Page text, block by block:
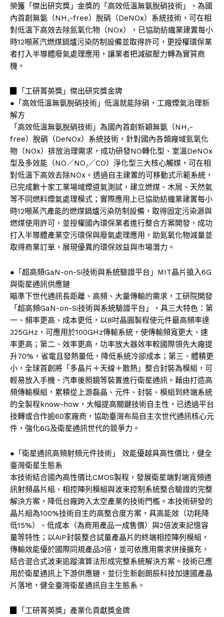
榮獲「傑出研究獎」金獎的「高效低溫無氨脫硝技術」，為國
內首創無氨（NH₃-free）脫硝（DeNOx）系統技術，可在相
對低溫下高效去除氮氧化物（NOx），已協助紡織業建置每小
時12噸蒸汽燃煤鍋爐污染防制設備並取得許可，更授權環保業
者打入半導體廢氣處理應用，讓業者把減碳壓力轉為實質商
機。
▉「工研菁英獎」傑出研究獎金牌
●「高效低溫無氨脫硝技術」低溫就能除硝，工廠煙氣治理新
解方
「高效低溫無氨脫硝技術」為國內首創新穎無氨（NH₃-
free）脫硝（DeNOx）系統技術，針對國內各類廠域氮氧化
物（NOx）排放治理需求，成功研發NO轉化型、室溫DeNOx
型及多效能（NO／NO₂／CO）淨化型三大核心觸媒，可在相
對低溫下高效去除NOx。透過自主建置的可移動式示範系統，
已完成數十家工業場域煙道氣測試，建立燃煤、木屑、天然氣
等不同燃料煙氣處理模式；實際應用上已協助紡織業建置每小
時12噸蒸汽產能的燃煤鍋爐污染防制設備，取得固定污染源與
燃煤使用許可，並授權國內環保業者進行整合方案開發，成功
打入半導體產業空污環保與廢氣處理應用，助氮氧化物減量並
取得商業訂單，展現優異的環保效益與市場潛力。
●「超高頻GaN-on-Si技術與系統驗證平台」MIT晶片搶入6G
與衛星通訊供應鏈
瞄準下世代通訊長距離、高頻、大量傳輸的需求，工研院開發
「超高頻GaN-on-Si技術與系統驗證平台」，具三大特色：第
一、頻率更高、成本更低，以8吋晶圓製程使元件最高頻率達
325GHz，可應用於100GHz傳輸系統，使傳輸頻寬更大、速
率更高；第二、效率更高，功率放大器效率較國際領先大廠提
升70%，省電且發熱量低，降低系統冷卻成本；第三、體積更
小，全球首創將「多晶片＋天線＋散熱」整合封裝為模組，可
輕易放入手機、汽車後照鏡等裝置進行衛星通訊。藉由打造高
頻傳輸模組，累積從上游磊晶、元件、封裝、模組到終端系統
的全製程know-how，大幅提高關鍵技術自主性，已透過平台
技轉或合作逾60家廠商，協助臺灣布局自主次世代通訊核心元
件，強化6G及衛星通訊世代的競爭力。
●「衛星通訊高頻射頻元件技術」 效能優越具高性價比，健全
臺灣衛星生態系
本技術結合國內高性價比CMOS製程，發展衛星端對端寬頻通
訊射頻晶片組、相控陣列模組與波束控制系統整合驗證的完整
解決方案，降低台廠跨入太空產業的技術門檻。本技術研發的
晶片組為100%技術自主的高整合度方案，具高能效（功耗降
低15%）、低成本（為商用產品一成售價）與2倍波束記憶容
量等特性；以AiP封裝整合試量產晶片的終端相控陣列模組，
傳輸效能優於國際同規產品3倍，並可依應用需求拼接擴充，
結合混合式波束追蹤演算法形成完整系統解決方案。技術已應
用於衛星通訊上下游供應鏈，並衍生新創朗辰科技加速國產晶
片落地，健全臺灣衛星通訊自主生態系。
▉「工研菁英獎」產業化貢獻獎金牌